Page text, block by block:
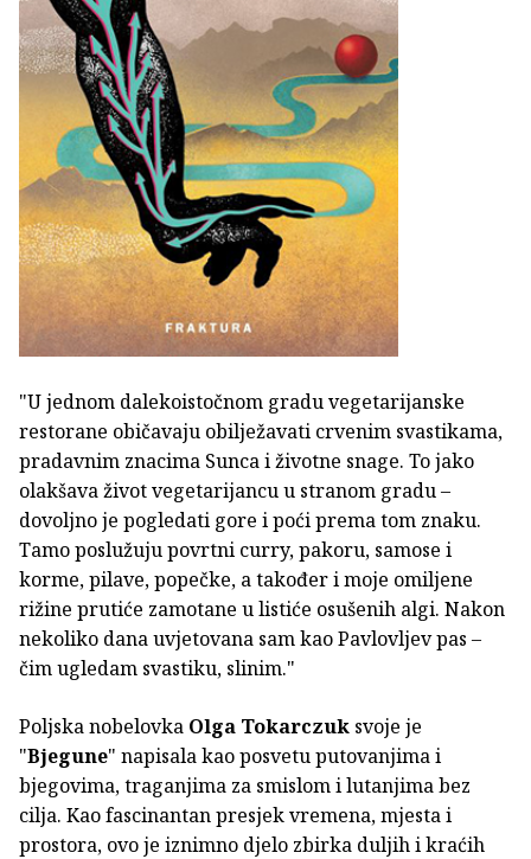
"U jednom dalekoistočnom gradu vegetarijanske
restorane običavaju obilježavati crvenim svastikama,
pradavnim znacima Sunca i životne snage. To jako
olakšava život vegetarijancu u stranom gradu –
dovoljno je pogledati gore i poći prema tom znaku.
Tamo poslužuju povrtni curry, pakoru, samose i
korme, pilave, popečke, a također i moje omiljene
rižine prutiće zamotane u listiće osušenih algi. Nakon
nekoliko dana uvjetovana sam kao Pavlovljev pas –
čim ugledam svastiku, slinim."
Poljska nobelovka Olga Tokarczuk svoje je
"Bjegune" napisala kao posvetu putovanjima i
bjegovima, traganjima za smislom i lutanjima bez
cilja. Kao fascinantan presjek vremena, mjesta i
prostora, ovo je iznimno djelo zbirka duljih i kraćih